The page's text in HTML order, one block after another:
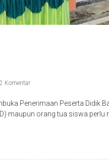
2 Komentar
Penerimaan Peserta Didik
maupun orang tua siswa perlu